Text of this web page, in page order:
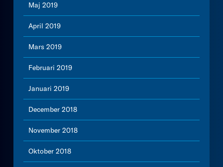
Maj 2019
April 2019
Mars 2019
Februari 2019
Januari 2019
December 2018
November 2018
Oktober 2018